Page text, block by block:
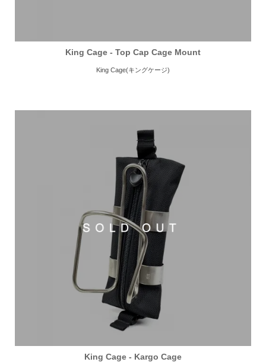
King Cage - Top Cap Cage Mount
King Cage(キングケージ)
King Cage - Kargo Cage